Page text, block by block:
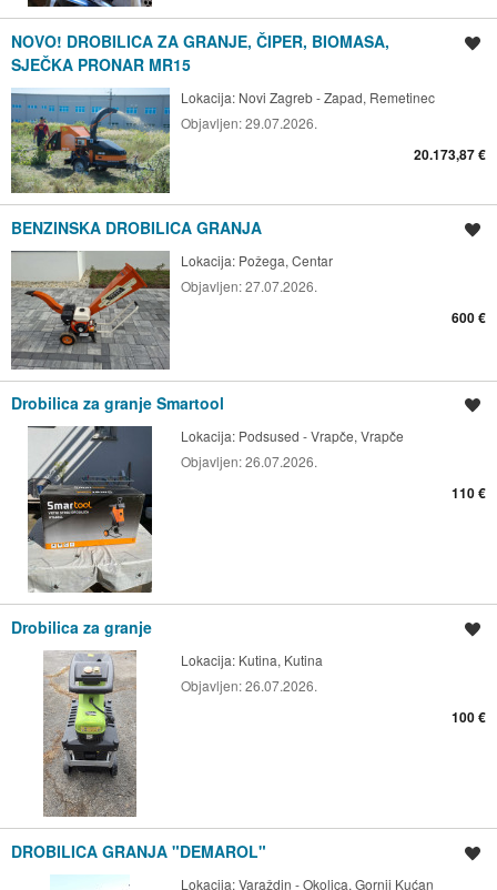
NOVO! DROBILICA ZA GRANJE, ČIPER, BIOMASA,
SJEČKA PRONAR MR15
Lokacija: Novi Zagreb - Zapad, Remetinec
Objavljen:29.07.2026.
20.173,87 €
BENZINSKA DROBILICA GRANJA
Lokacija: Požega, Centar
Objavljen:27.07.2026.
600 €
Drobilica za granje Smartool
Lokacija: Podsused - Vrapče, Vrapče
Objavljen:26.07.2026.
110 €
Drobilica za granje
Lokacija: Kutina, Kutina
Objavljen:26.07.2026.
100 €
DROBILICA GRANJA "DEMAROL"
Lokacija:Varaždin - Okolica, Gornji Kućan